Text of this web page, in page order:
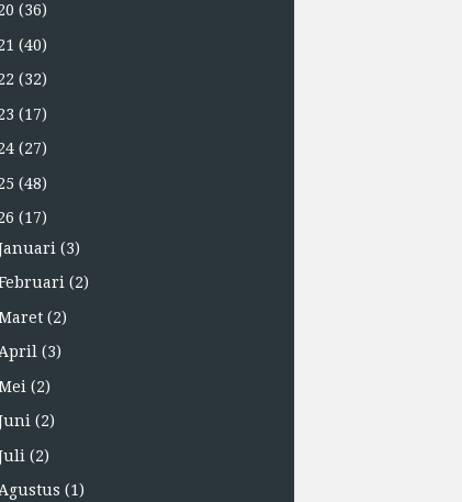
(36)
(40)
(32)
(17)
(27)
(48)
(17)
(3)
(2)
(2)
April (3)
(2)
(2)
(2)
Agustus (1)